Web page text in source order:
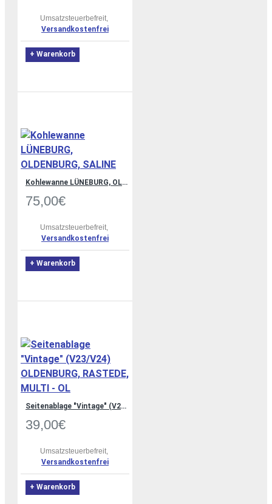
Umsatzsteuerbefreit,
Versandkostenfrei
+ Warenkorb
Kohlewanne LÜNEBURG, OLDENBURG, SALINE
75,00€
Umsatzsteuerbefreit,
Versandkostenfrei
+ Warenkorb
Seitenablage "Vintage" (V23/V24) OLDENBURG, RASTEDE, MULTI - OL
39,00€
Umsatzsteuerbefreit,
Versandkostenfrei
+ Warenkorb